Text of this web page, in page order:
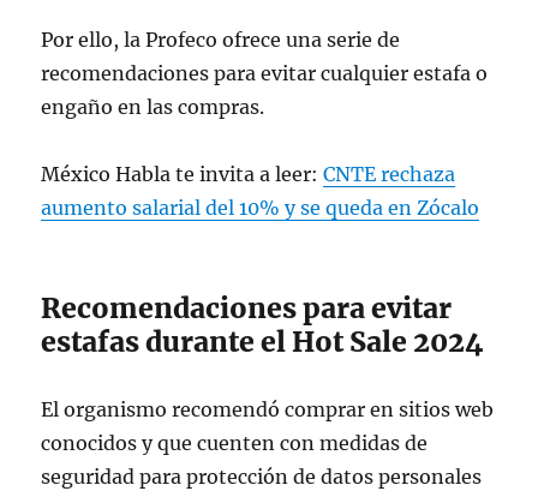
Por ello, la Profeco ofrece una serie de
recomendaciones para evitar cualquier estafa o
engaño en las compras.
México Habla te invita a leer:CNTE rechaza
aumento salarial del 10% y se queda en Zócalo
Recomendaciones para evitar
estafas durante el Hot Sale 2024
El organismo recomendó comprar en sitios web
conocidos y que cuenten con medidas de
seguridad para protección de datos personales